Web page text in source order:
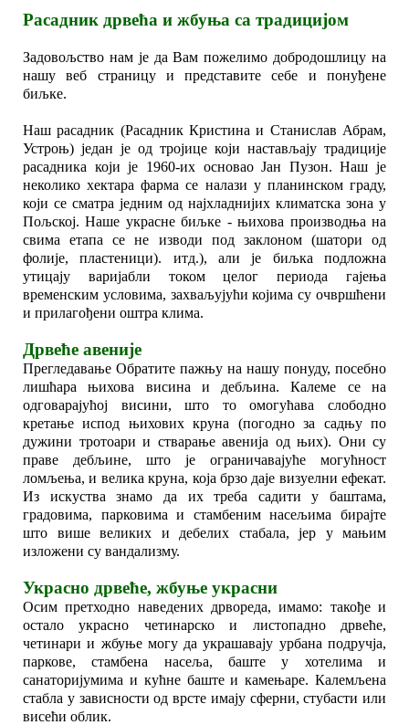
Расадник дрвећа и жбуња са традицијом
Задовољство нам је да Вам пожелимо добродошлицу на
нашу веб страницу и представите себе и понуђене
биљке.
Наш расадник (Расадник Кристина и Станислав Абрам,
Устроњ) један је од тројице који настављају традиције
расадника који је 1960-их основао Јан Пузон. Наш је
неколико хектара фарма се налази у планинском граду,
који се сматра једним од најхладнијих климатска зона у
Пољској. Наше украсне биљке - њихова производња на
свима етапа се не изводи под заклоном (шатори од
фолије, пластеници). итд.), али је биљка подложна
утицају варијабли током целог периода гајења
временским условима, захваљујући којима су очвршћени
и прилагођени оштра клима.
Дрвеће авеније
Прегледавање Обратите пажњу на нашу понуду, посебно
лишћара њихова висина и дебљина. Калеме се на
одговарајућој висини, што то омогућава слободно
кретање испод њихових круна (погодно за садњу по
дужини тротоари и стварање авенија од њих). Они су
праве дебљине, што је ограничавајуће могућност
ломљења, и велика круна, која брзо даје визуелни ефекат.
Из искуства знамо да их треба садити у баштама,
градовима, парковима и стамбеним насељима бирајте
што више великих и дебелих стабала, јер у мањим
изложени су вандализму.
Украсно дрвеће, жбуње украсни
Осим претходно наведених дрвореда, имамо: такође и
остало украсно четинарско и листопадно дрвеће,
четинари и жбуње могу да украшавају урбана подручја,
паркове, стамбена насеља, баште у хотелима и
санаторијумима и кућне баште и камењаре. Калемљена
стабла у зависности од врсте имају сферни, стубасти или
висећи облик.